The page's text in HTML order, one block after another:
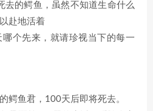
去的鳄鱼，虽然不知道生命什么
赴地活着
个先来，就请珍视当下的每一
鳄鱼君，100天后即将死去。